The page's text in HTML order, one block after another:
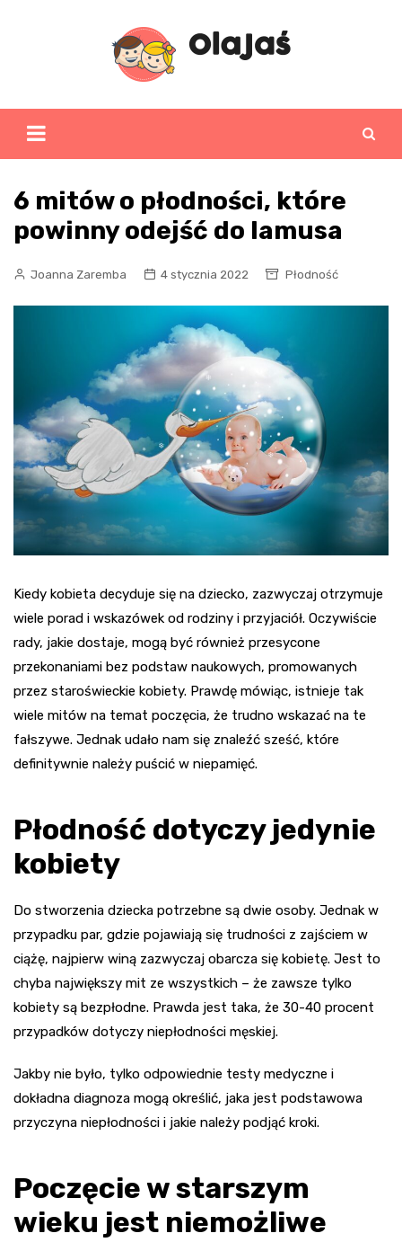
6 mitów o płodności, które
powinny odejść do lamusa
Joanna Zaremba 4 stycznia 2022 Płodność
Kiedy kobieta decyduje się na dziecko, zazwyczaj otrzymuje
wiele porad i wskazówek od rodziny i przyjaciół. Oczywiście
rady, jakie dostaje, mogą być również przesycone
przekonaniami bez podstaw naukowych, promowanych
przez staroświeckie kobiety. Prawdę mówiąc, istnieje tak
wiele mitów na temat poczęcia, że trudno wskazać na te
fałszywe. Jednak udało nam się znaleźć sześć, które
definitywnie należy puścić w niepamięć.
Płodność dotyczy jedynie
kobiety
Do stworzenia dziecka potrzebne są dwie osoby. Jednak w
przypadku par, gdzie pojawiają się trudności z zajściem w
ciążę, najpierw winą zazwyczaj obarcza się kobietę. Jest to
chyba największy mit ze wszystkich – że zawsze tylko
kobiety są bezpłodne. Prawda jest taka, że 30-40 procent
przypadków dotyczy niepłodności męskiej.
Jakby nie było, tylko odpowiednie testy medyczne i
dokładna diagnoza mogą określić, jaka jest podstawowa
przyczyna niepłodności i jakie należy podjąć kroki.
Poczęcie w starszym
wieku jest niemożliwe